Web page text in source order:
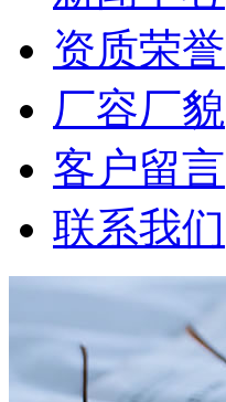
资质荣誉
厂容厂貌
客户留言
联系我们